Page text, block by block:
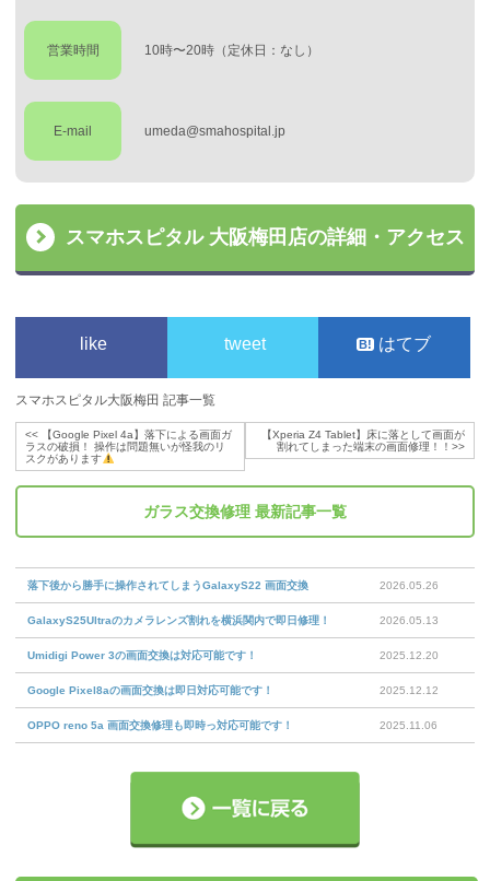
営業時間 10時〜20時（定休日：なし）
E-mail umeda@smahospital.jp
スマホスピタル 大阪梅田店の詳細・アクセス
like tweet はてブ
スマホスピタル大阪梅田 記事一覧
<<
【Google Pixel 4a】落下による画面ガ
ラスの破損！ 操作は問題無いが怪我のリ
スクがあります
【Xperia Z4 Tablet】床に落として画面が
割れてしまった端末の画面修理！！ >>
ガラス交換修理 最新記事一覧
落下後から勝手に操作されてしまうGalaxyS22 画面交換 2026.05.26
GalaxyS25Ultraのカメラレンズ割れを横浜関内で即日修理！ 2026.05.13
Umidigi Power 3の画面交換は対応可能です！ 2025.12.20
Google Pixel8aの画面交換は即日対応可能です！ 2025.12.12
OPPO reno 5a 画面交換修理も即時っ対応可能です！ 2025.11.06